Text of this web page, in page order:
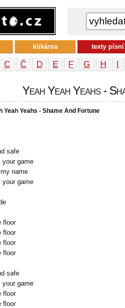
C Č D E F G H I
Yeah Yeah Yeahs -
Yeah Yeahs - Shame And Fortune
safe
your game
name
your game
floor
floor
floor
floor
safe
your game
floor
floor
klikárna texty písní